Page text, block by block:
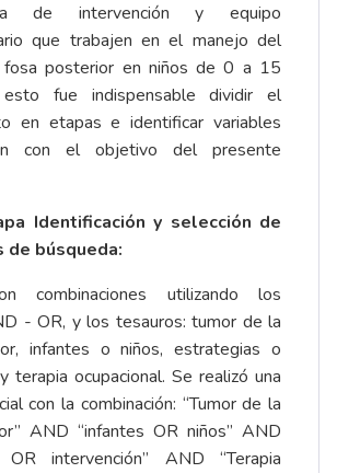
de intervención y equipo
que trabajen en el manejo del
posterior en niños de 0 a 15
fue indispensable dividir el
en etapas e identificar variables
con el objetivo del presente
Identificación y selección de
búsqueda:
combinaciones utilizando los
- OR, y los tesauros: tumor de la
infantes o niños, estrategias o
terapia ocupacional. Se realizó una
con la combinación: “Tumor de la
AND “infantes OR niños” AND
OR intervención” AND “Terapia